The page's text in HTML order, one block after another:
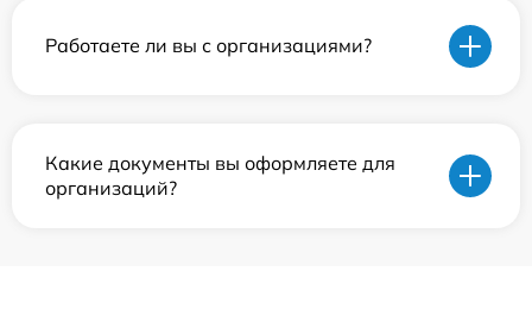
Работаете ли вы с организациями?
Какие документы вы оформляете для
организаций?